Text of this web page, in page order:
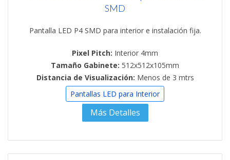
SMD
Pantalla LED P4 SMD para interior e instalación fija.
Pixel Pitch: Interior 4mm
Tamaño Gabinete: 512x512x105mm
Distancia de Visualización: Menos de 3 mtrs
Pantallas LED para Interior
Más Detalles